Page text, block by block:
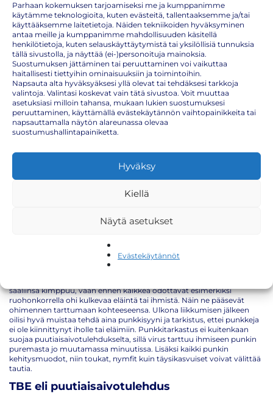
Parhaan kokemuksen tarjoamiseksi me ja kumppanimme
käytämme teknologioita, kuten evästeitä, tallentaaksemme ja/tai
käyttääksemme laitetietoja. Näiden tekniikoiden hyväksyminen
antaa meille ja kumppanimme mahdollisuuden käsitellä
henkilötietoja, kuten selauskäyttäytymistä tai yksilöllisiä tunnuksia
tällä sivustolla, ja näyttää (ei-)personoituja mainoksia.
Suostumuksen jättäminen tai peruuttaminen voi vaikuttaa
haitallisesti tiettyihin ominaisuuksiin ja toimintoihin.
Napsauta alta hyväksyäksesi yllä olevat tai tehdäksesi tarkkoja
valintoja. Valintasi koskevat vain tätä sivustoa. Voit muuttaa
asetuksiasi milloin tahansa, mukaan lukien suostumuksesi
peruuttaminen, käyttämällä evästekäytännön vaihtopainikkeita tai
napsauttamalla näytön alareunassa olevaa
suostumushallintapainiketta.
Hyväksy
Kiellä
Näytä asetukset
Evästekäytännöt
Punkkirokotus on nyt hyvä ottaa!
Lumet ovat alkaneet jo sulamaan ja kevätaurinko on alkanut jo
paistamaan. Tämä tarkoittaa, että luonto alkaa heräilemään talven
jäljiltä. Samalla myös punkit alkavat liikkumaan yhä aktiivisemmin.
asteeseen, jonka johdosta varsinkin Etelä-Suomen lauhojen talvien
levittävät kahta vaarallista tautia: borrelioosia ja
puutiaisaivokuumetta. Suomessa punkkeja eli puutiaisia esiintyy
esiintyy sekä metsissä että ruohikossa, erityisesti siellä missä on
saaliinsa kimppuu, vaan ennen kaikkea odottavat esimerkiksi
ruohonkorrella ohi kulkevaa eläintä tai ihmistä. Näin ne pääsevät
ohimennen tarttumaan kohteeseensa. Ulkona liikkumisen jälkeen
oilisi hyvä muistaa tehdä aina punkkisyyni ja tarkistus, ettei punkkeja
ei ole kiinnittynyt iholle tai eläimiin. Punkkitarkastus ei kuitenkaan
suojaa puutiaisaivotulehdukselta, sillä virus tarttuu ihmiseen punkin
puremasta jo muutamassa minuutissa. Lisäksi kaikki punkin
kehitysmuodot, niin toukat, nymfit kuin täysikasvuiset voivat välittää
tautia.
TBE eli puutiaisaivotulehdus